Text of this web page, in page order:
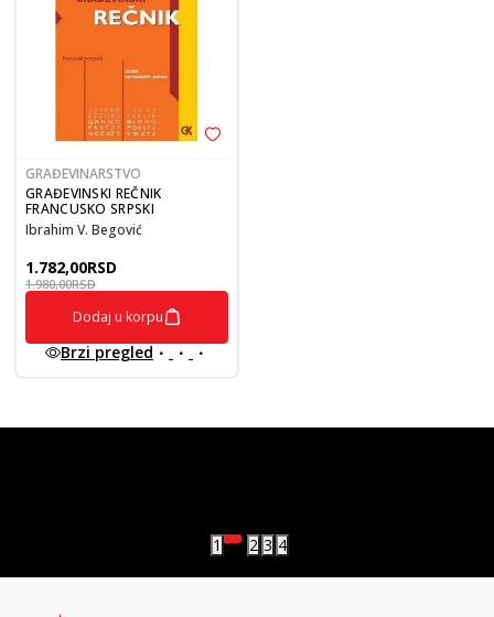
GRAĐEVINARSTVO
GRAĐEVINSKI REČNIK
FRANCUSKO SRPSKI
Ibrahim V. Begović
1.782,00RSD
1.980,00RSD
Dodaj u korpu
Brzi pregled
1 2 3 4